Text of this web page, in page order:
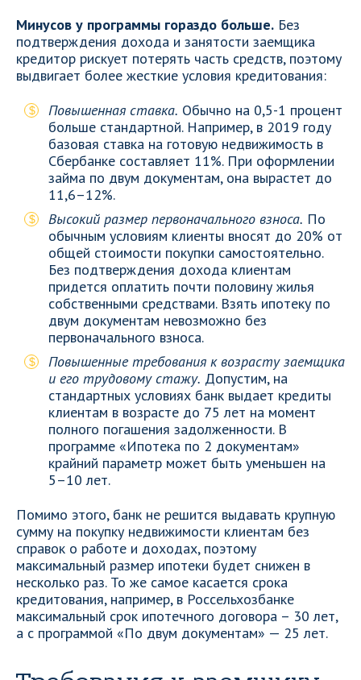
Минусов у программы гораздо больше. Без
подтверждения дохода и занятости заемщика
кредитор рискует потерять часть средств, поэтому
выдвигает более жесткие условия кредитования:
Повышенная ставка. Обычно на 0,5-1 процент
больше стандартной. Например, в 2019 году
базовая ставка на готовую недвижимость в
Сбербанке составляет 11%. При оформлении
займа по двум документам, она вырастет до
11,6–12%.
Высокий размер первоначального взноса. По
обычным условиям клиенты вносят до 20% от
общей стоимости покупки самостоятельно.
Без подтверждения дохода клиентам
придется оплатить почти половину жилья
собственными средствами. Взять ипотеку по
двум документам невозможно без
первоначального взноса.
Повышенные требования к возрасту заемщика
и его трудовому стажу. Допустим, на
стандартных условиях банк выдает кредиты
клиентам в возрасте до 75 лет на момент
полного погашения задолженности. В
программе «Ипотека по 2 документам»
крайний параметр может быть уменьшен на
5–10 лет.
Помимо этого, банк не решится выдавать крупную
сумму на покупку недвижимости клиентам без
справок о работе и доходах, поэтому
максимальный размер ипотеки будет снижен в
несколько раз. То же самое касается срока
кредитования, например, в Россельхозбанке
максимальный срок ипотечного договора – 30 лет,
а с программой «По двум документам» — 25 лет.